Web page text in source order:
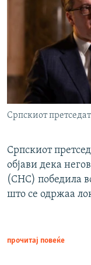
Српскиот
Српскиот
објави дека
(СНС) победила
што се одржаа
прочитај повеќе